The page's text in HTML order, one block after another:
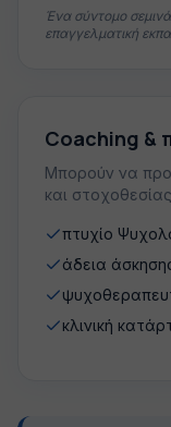
Ένα σύντομο
επαγγελματική
Coaching &
Μπορούν να
και
πτυχίο
άδεια
κλινική